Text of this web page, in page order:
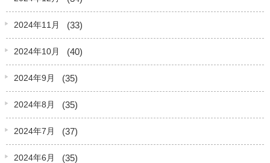
2024年11月 (33)
2024年10月 (40)
2024年9月 (35)
2024年8月 (35)
2024年7月 (37)
2024年6月 (35)